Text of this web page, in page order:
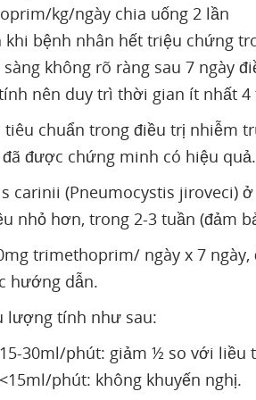
kg/ngày chia uống 2 lần
bệnh nhân hết triệu chứng
không rõ ràng sau 7 ngày
nên duy trì thời gian ít nhất
chuẩn trong điều trị nhiễm
được chứng minh có hiệu quả.
carinii (Pneumocystis jiroveci)
nhỏ hơn, trong 2-3 tuần (đảm
trimethoprim/ ngày x 7
hướng dẫn.
lượng tính như sau:
30ml/phút: giảm ½ so với liều
phút: không khuyến nghị.